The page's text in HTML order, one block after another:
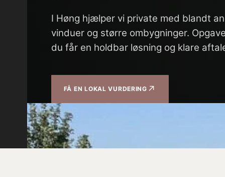
I Høng hjælper vi private med blandt
vinduer og større ombygninger.
du får en holdbar løsning og klare
FÅ EN LOKAL VURDERING ↗